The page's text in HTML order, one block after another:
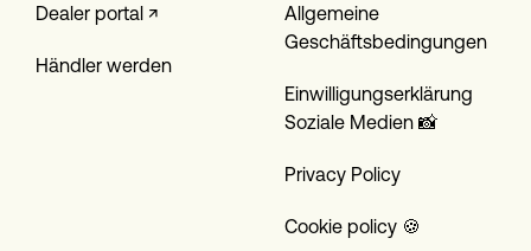
Dealer portal ↗
Händler werden
Allgemeine
Geschäftsbedingungen
Einwilligungs­erklärung
Soziale Medien 📸
Privacy Policy
Cookie policy 🍪